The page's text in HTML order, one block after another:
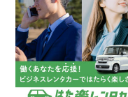
のお知
2026三
三河安